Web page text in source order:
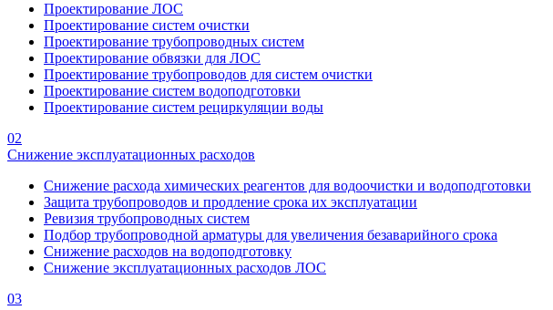
Проектирование ЛОС
Проектирование систем очистки
Проектирование трубопроводных систем
Проектирование обвязки для ЛОС
Проектирование трубопроводов для систем очистки
Проектирование систем водоподготовки
Проектирование систем рециркуляции воды
02
Снижение эксплуатационных расходов
Снижение расхода химических реагентов для водоочистки и водоподготовки
Защита трубопроводов и продление срока их эксплуатации
Ревизия трубопроводных систем
Подбор трубопроводной арматуры для увеличения безаварийного срока
Снижение расходов на водоподготовку
Снижение эксплуатационных расходов ЛОС
03